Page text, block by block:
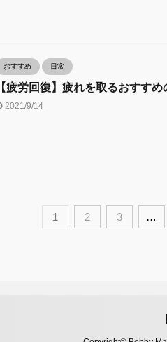
おすすめ 日常
【疲労回復】疲れを取るおすす
2021/9/14
1 2 3 …